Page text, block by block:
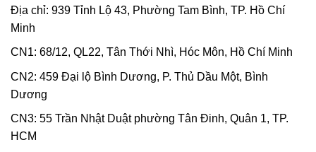
Địa chỉ: 939 Tỉnh Lộ 43, Phường Tam Bình, TP. Hồ Chí
Minh
CN1: 68/12, QL22, Tân Thới Nhì, Hóc Môn, Hồ Chí Minh
CN2: 459 Đại lộ Bình Dương, P. Thủ Dầu Một, Bình
Dương
CN3: 55 Trần Nhật Duật phường Tân Đinh, Quân 1, TP.
HCM